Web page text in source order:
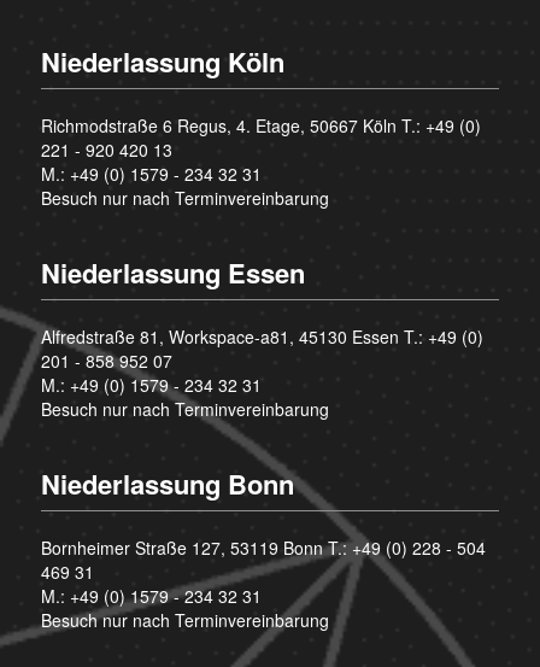
Niederlassung Köln
Richmodstraße 6 Regus, 4. Etage, 50667 Köln T.: +49 (0)
221 - 920 420 13
M.: +49 (0) 1579 - 234 32 31
Besuch nur nach Terminvereinbarung
Niederlassung Essen
Alfredstraße 81, Workspace-a81, 45130 Essen T.: +49 (0)
201 - 858 952 07
M.: +49 (0) 1579 - 234 32 31
Besuch nur nach Terminvereinbarung
Niederlassung Bonn
Bornheimer Straße 127, 53119 Bonn T.:+49 (0) 228 - 504
469 31
M.: +49 (0) 1579 - 234 32 31
Besuch nur nach Terminvereinbarung